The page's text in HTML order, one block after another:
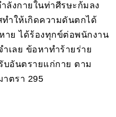
ลังกายในท่าศีรษะก้มลง
ทำให้เกิดความดันตกได้
าย ได้ร้องทุกข์ต่อพนักงาน
เลย ข้อหาทำร้ายร่าย
บอันตรายแก่กาย ตาม
ตรา 295